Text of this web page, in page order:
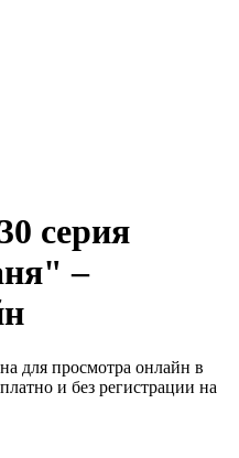
серия
–
для просмотра онлайн в
и без регистрации на